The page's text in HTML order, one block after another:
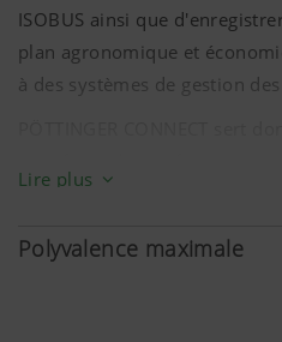
ISOBUS ainsi que
plan agronomique et
à des systèmes de gestion
d'agriculture de précision
Une interface de données
permet une utilisation rapide
Lire plus
Polyvalence maximale